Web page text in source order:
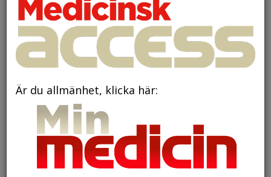
den 15 maj 2026
Amning kopplat till
lägre risk för astma hos barn
Är du allmänhet, klicka här: